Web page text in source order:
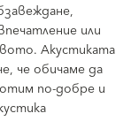
или
Акустиката
че обичаме да
по-добре и